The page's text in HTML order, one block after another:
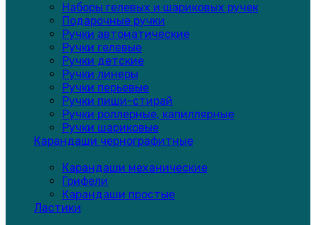
Наборы гелевых и шариковых ручек
Подарочные ручки
Ручки автоматические
Ручки гелевые
Ручки детские
Ручки линеры
Ручки перьевые
Ручки пиши-стирай
Ручки роллерные, капиллярные
Ручки шариковые
Карандаши чернографитные
Карандаши механические
Грифели
Карандаши простые
Ластики